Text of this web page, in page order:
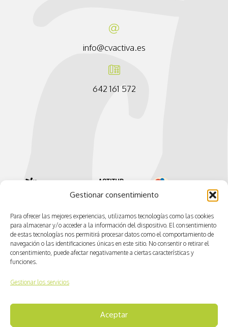
Gestionar consentimiento
Para ofrecer las mejores experiencias, utilizamos tecnologías como las cookies
para almacenar y/o acceder a la información del dispositivo. El consentimiento
de estas tecnologías nos permitirá procesar datos como el comportamiento de
navegación o las identificaciones únicas en este sitio. No consentir o retirar el
consentimiento, puede afectar negativamente a ciertas características y
funciones.
Gestionar los servicios
Aceptar
info@cvactiva.es
642 161 572